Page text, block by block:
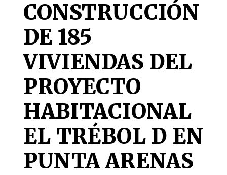
CONSTRUCCIÓN
DE 185
VIVIENDAS DEL
PROYECTO
HABITACIONAL
EL TRÉBOL D EN
PUNTA ARENAS